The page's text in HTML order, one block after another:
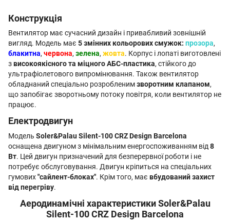
Конструкція
Вентилятор має сучасний дизайн і привабливий зовнішній
вигляд. Модель має 5 змінних кольорових смужок: прозора,
блакитна, червона, зелена, жовта. Корпус і лопаті виготовлені
звисокоякісного та міцного АБС-пластика, стійкого до
ультрафіолетового випромінювання. Також вентилятор
обладнаний спеціально розробленимзворотним клапаном,
що запобігає зворотньому потоку повітря, коли вентилятор не
працює.
Електродвигун
Модель Soler&Palau Silent-100 CRZ Design Barcelona
оснащена двигуном з мінімальним енергоспоживанням від 8
Вт. Цей двигун призначений для безперервної роботи і не
потребує обслуговування. Двигун кріпиться на спеціальних
гумових"сайлент-блоках". Крім того, має вбудований захист
від перегріву.
Аеродинамічні характеристики Soler&Palau
Silent-100 CRZ Design Barcelona